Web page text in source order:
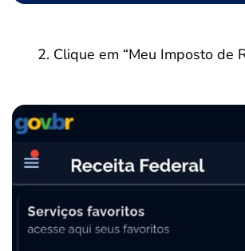
Clique em “Meu Imposto de